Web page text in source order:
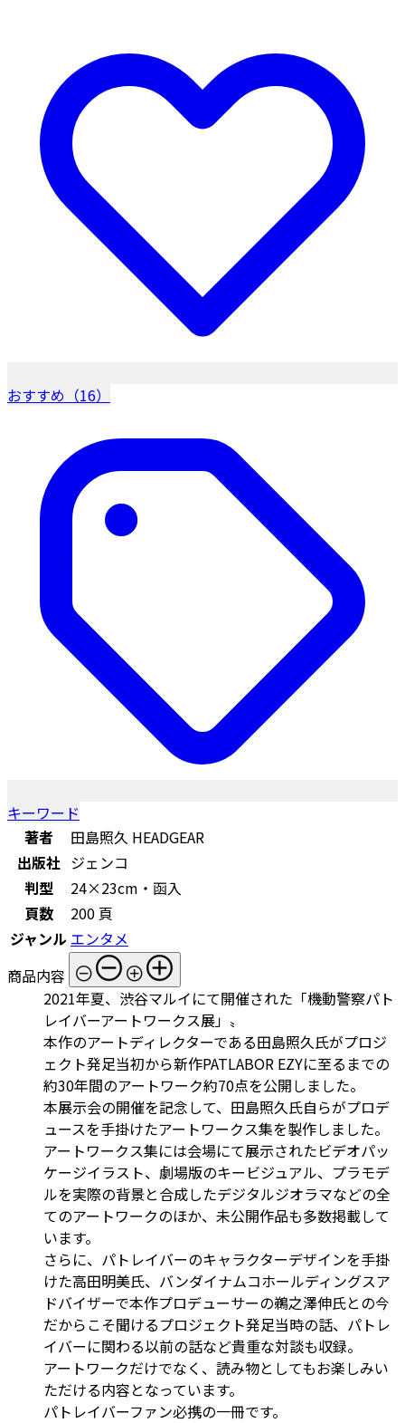
おすすめ（16）
キーワード
著者
田島照久 HEADGEAR
出版社 ジェンコ
判型
24×23cm・函入
頁数
200 頁
ジャンル エンタメ
商品内容
2021年夏、渋谷マルイにて開催された「機動警察パト
レイバーアートワークス展」〟
本作のアートディレクターである田島照久氏がプロジ
ェクト発足当初から新作PATLABOR EZYに至るまでの
約30年間のアートワーク約70点を公開しました。
本展示会の開催を記念して、田島照久氏自らがプロデ
ュースを手掛けたアートワークス集を製作しました。
アートワークス集には会場にて展示されたビデオパッ
ケージイラスト、劇場版のキービジュアル、プラモデ
ルを実際の背景と合成したデジタルジオラマなどの全
てのアートワークのほか、未公開作品も多数掲載して
います。
さらに、パトレイバーのキャラクターデザインを手掛
けた高田明美氏、バンダイナムコホールディングスア
ドバイザーで本作プロデューサーの鵜之澤伸氏との今
だからこそ聞けるプロジェクト発足当時の話、パトレ
イバーに関わる以前の話など貴重な対談も収録。
アートワークだけでなく、読み物としてもお楽しみい
ただける内容となっています。
パトレイバーファン必携の一冊です。